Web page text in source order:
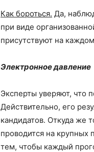
Как бороться. Да,
при виде
присутствуют на
Электронное давление
Эксперты уверяют, что
Действительно, его
кандидатов. Откуда же
проводится на крупных
тем, чтобы каждый